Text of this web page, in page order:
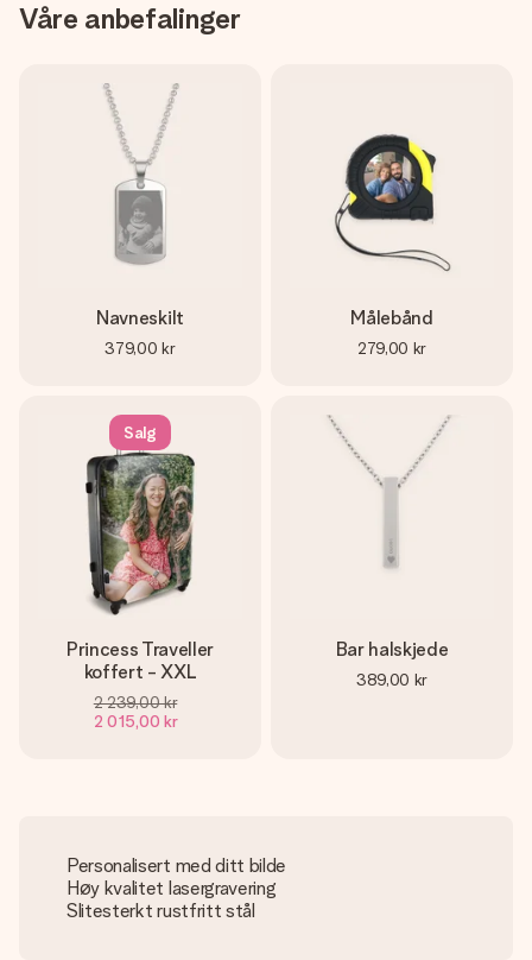
Våre anbefalinger
Navneskilt
379,00 kr
Målebånd
279,00 kr
Salg
Princess Traveller
koffert - XXL
2 239,00 kr
2 015,00 kr
Bar halskjede
389,00 kr
Personalisert med ditt bilde
Høy kvalitet lasergravering
Slitesterkt rustfritt stål